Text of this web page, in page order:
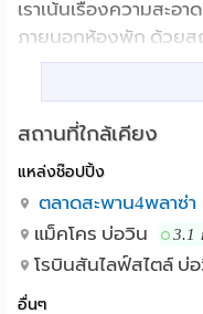
เราเน้นเรื่องความสะอ
ภายนอกห้องพัก ด้วยส
แบบแยกหลัง ทำให้บรร
การเดินทาง
GPS
สถานที่ใกล้เคียง :ใกล้เคียง
เทิร์นซีบอร์ด นิคมเหมร
โฮมบ่อวิน
สถานที่ใกล้เคียง
แหล่งช๊อปปิ้ง
ตลาดสะพาน4พลาซ่า
แม็คโคร บ่อวิน 3.1
โรบินสันไลฟ์สไตล์ บ่
อื่นๆ